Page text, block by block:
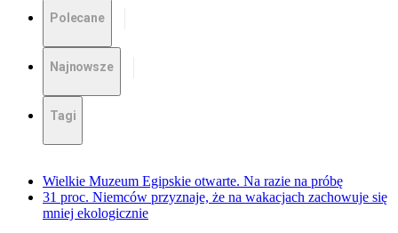
Polecane
Najnowsze
Tagi
Wielkie Muzeum Egipskie otwarte. Na razie na próbę
31 proc. Niemców przyznaje, że na wakacjach zachowuje się
mniej ekologicznie